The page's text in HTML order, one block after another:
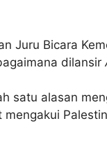
Juru Bicara
dilansir
satu alasan
mengakui